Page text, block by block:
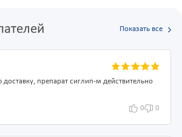
Показать все
препарат сиглип-м действительно
0 0